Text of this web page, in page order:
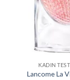
KADIN
Lancome La